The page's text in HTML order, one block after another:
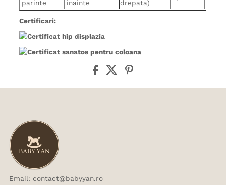
Certificari:
Email: contact@babyyan.ro